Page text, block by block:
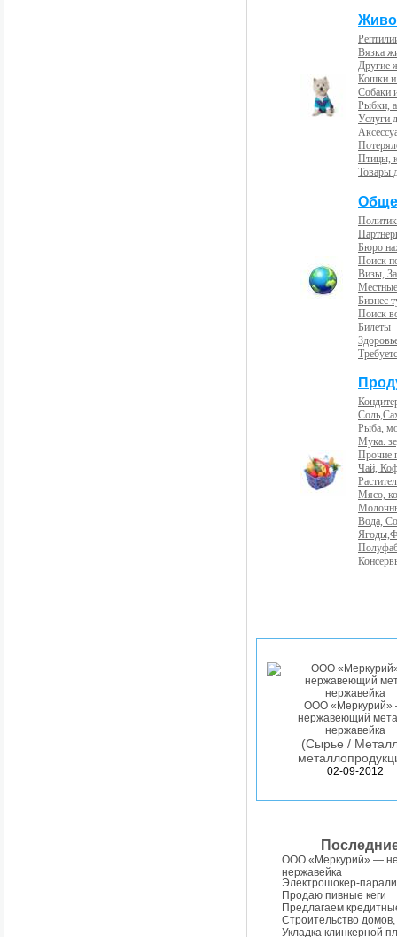
Вязка
Другие
Кошки и
Собаки
Рыбки,
Услуги
Птицы,
Товары
Бюро
Поиск
Визы,
Бизнес
Поиск
Билеты
Рыба,
Мука.
Прочие
Чай,
Мясо,
Вода,
ООО
нержавеющий
нержавейка
(Сырье /
02-09-2012
ООО «Меркурий» —
нержавейка
Электрошокер-
Продаю пивные кеги
Предлагаем
Строительство
Укладка клинкерной